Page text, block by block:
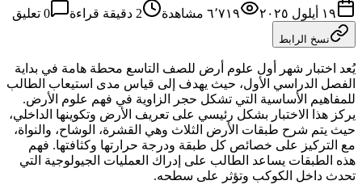
١٩ أيلول ٢٠٢٥ ٦٬٧١٩ مشاهدة 2 دقيقة قراءة 0 تعليق
نسخ الرابط
يُعد اختبار شهر أول علوم أرض للصف التاسع محطة هامة في بداية
الفصل الدراسي الأول، حيث يهدف إلى قياس مدى استيعاب الطالب
للمفاهيم الأساسية التي تشكل حجر الزاوية في فهم علوم الأرض.
يركز هذا الاختبار بشكل رئيسي على تعريف الأرض وتكوينها الداخلي،
حيث يتم شرح طبقات الأرض الثلاث وهي القشرة، الوشاح، والنواة،
مع التركيز على خصائص كل طبقة ودرجة حرارتها وكثافتها. فهم
هذه الطبقات يساعد الطالب على إدراك العمليات الجيولوجية التي
تحدث داخل الكوكب وتؤثر على سطحه.